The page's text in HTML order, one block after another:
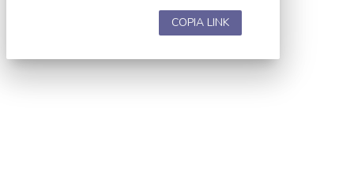
COPIA LINK